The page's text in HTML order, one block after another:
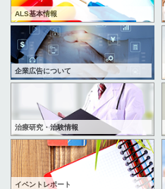
ALS基本情報
企業広告について
治療研究・治験情報
イベントレポート